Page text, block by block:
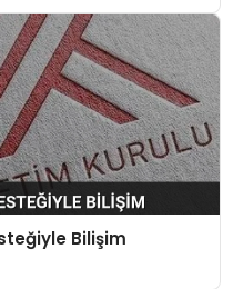
Bilişim